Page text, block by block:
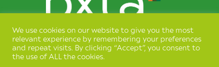
Terms & Conditions
Privacy Policy
We use cookies on our website to give you the most
relevant experience by remembering your preferences
and repeat visits. By clicking “Accept”, you consent to
the use of ALL the cookies.